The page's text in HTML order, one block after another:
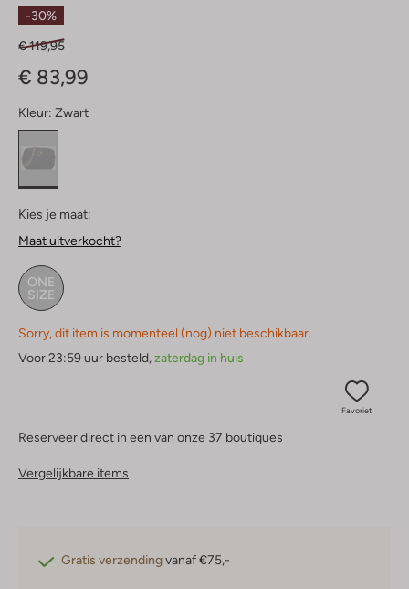
-30%
€ 119,95
€ 83,99
Kleur: Zwart
Kies je maat:
Maat uitverkocht?
ONE
SIZE
Sorry, dit item is momenteel (nog) niet beschikbaar.
Voor 23:59 uur besteld,zaterdag in huis
Favoriet
Reserveer direct in een van onze 37 boutiques
Vergelijkbare items
Gratis verzendingvanaf €75,-